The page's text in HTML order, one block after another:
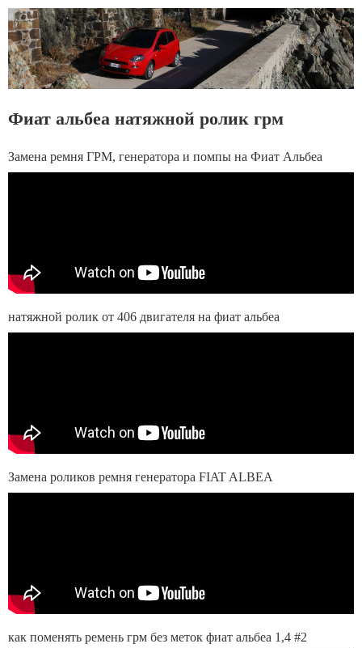
Фиат альбеа натяжной ролик грм
Замена ремня ГРМ, генератора и помпы на Фиат Альбеа
натяжной ролик от 406 двигателя на фиат альбеа
Замена роликов ремня генератора FIAT ALBEA
как поменять ремень грм без меток фиат альбеа 1,4 #2